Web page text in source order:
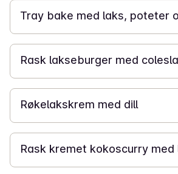
Tray bake med laks, poteter
15 min
Rask lakseburger med
20 min
Røkelakskrem med dill
20 min
Rask kremet kokoscurry med
1 t 30 min